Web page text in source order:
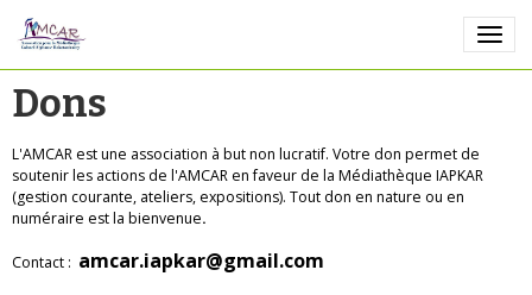
Dons
L'AMCAR est une association à but non lucratif. Votre don permet de
soutenir les actions de l'AMCAR en faveur de la Médiathèque IAPKAR
(gestion courante, ateliers, expositions). Tout don en nature ou en
numéraire est la bienvenue.
Contact : amcar.iapkar@gmail.com